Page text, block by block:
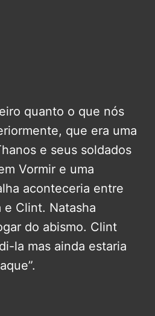
quanto o que nós
que era uma
e seus soldados
Vormir e uma
aconteceria entre
e Clint. Natasha
do abismo. Clint
la mas ainda estaria